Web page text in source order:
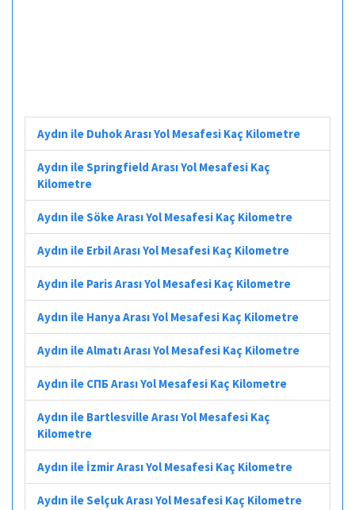
Aydın ile Duhok Arası Yol Mesafesi Kaç Kilometre
Aydın ile Springfield Arası Yol Mesafesi Kaç
Kilometre
Aydın ile Söke Arası Yol Mesafesi Kaç Kilometre
Aydın ile Erbil Arası Yol Mesafesi Kaç Kilometre
Aydın ile Paris Arası Yol Mesafesi Kaç Kilometre
Aydın ile Hanya Arası Yol Mesafesi Kaç Kilometre
Aydın ile Almatı Arası Yol Mesafesi Kaç Kilometre
Aydın ile СПБ Arası Yol Mesafesi Kaç Kilometre
Aydın ile Bartlesville Arası Yol Mesafesi Kaç
Kilometre
Aydın ile İzmir Arası Yol Mesafesi Kaç Kilometre
Aydın ile Selçuk Arası Yol Mesafesi Kaç Kilometre